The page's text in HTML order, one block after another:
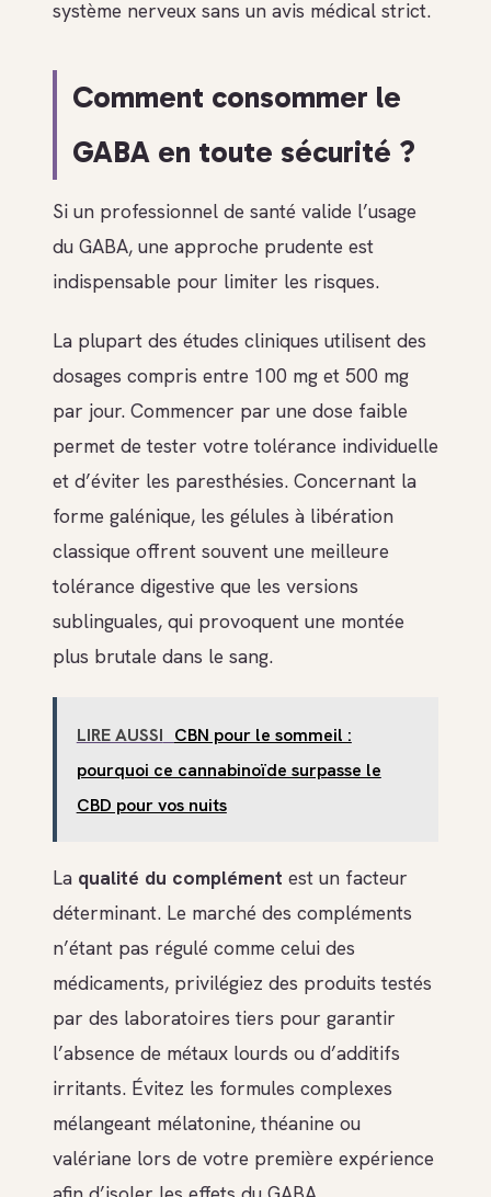
système nerveux sans un avis médical strict.
Comment consommer le
GABA en toute sécurité ?
Si un professionnel de santé valide l’usage
du GABA, une approche prudente est
indispensable pour limiter les risques.
La plupart des études cliniques utilisent des
dosages compris entre 100 mg et 500 mg
par jour. Commencer par une dose faible
permet de tester votre tolérance individuelle
et d’éviter les paresthésies. Concernant la
forme galénique, les gélules à libération
classique offrent souvent une meilleure
tolérance digestive que les versions
sublinguales, qui provoquent une montée
plus brutale dans le sang.
LIRE AUSSI CBN pour le sommeil :
pourquoi ce cannabinoïde surpasse le
CBD pour vos nuits
La qualité du complément est un facteur
déterminant. Le marché des compléments
n’étant pas régulé comme celui des
médicaments, privilégiez des produits testés
par des laboratoires tiers pour garantir
l’absence de métaux lourds ou d’additifs
irritants. Évitez les formules complexes
mélangeant mélatonine, théanine ou
valériane lors de votre première expérience